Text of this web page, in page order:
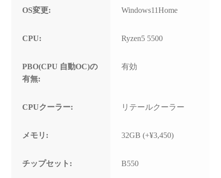
OS変更: Windows11Home
CPU: Ryzen5 5500
PBO(CPU 自動OC)の
有無:
有効
CPUクーラー: リテールクーラー
メモリ: 32GB (+¥3,450)
チップセット: B550